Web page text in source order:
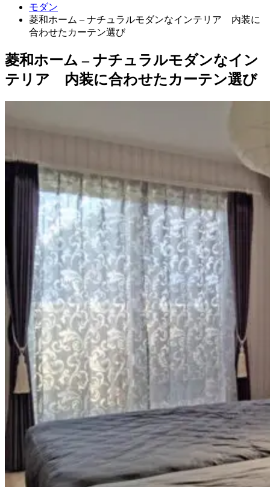
モダン
菱和ホーム – ナチュラルモダンなインテリア 内装に
合わせたカーテン選び
菱和ホーム – ナチュラルモダンなイン
テリア 内装に合わせたカーテン選び